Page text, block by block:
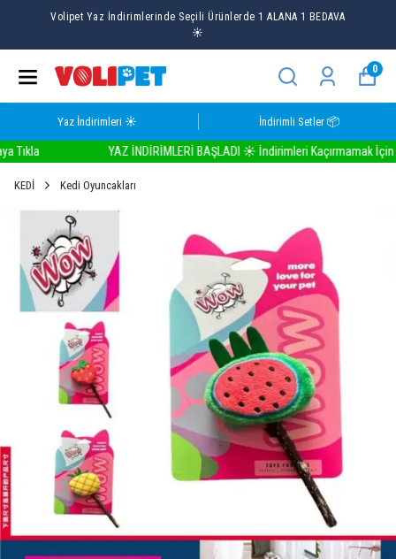
Volipet Yaz İndirimlerinde Seçili Ürünlerde 1 ALANA 1 BEDAVA
☀️
0
Yaz İndirimleri ☀️ İndirimli Setler 📦
YAZ İNDİRİMLERİ BAŞLADI ☀️ İndirimleri Kaçırmamak İçin
KEDİ Kedi Oyuncakları